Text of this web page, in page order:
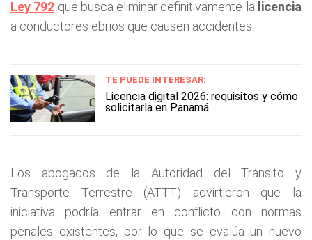
Ley 792 que busca eliminar definitivamente la licencia
a conductores ebrios que causen accidentes.
TE PUEDE INTERESAR:
Licencia digital 2026: requisitos y cómo
solicitarla en Panamá
Los abogados de la Autoridad del Tránsito y
Transporte Terrestre (ATTT) advirtieron que la
iniciativa podría entrar en conflicto con normas
penales existentes, por lo que se evalúa un nuevo